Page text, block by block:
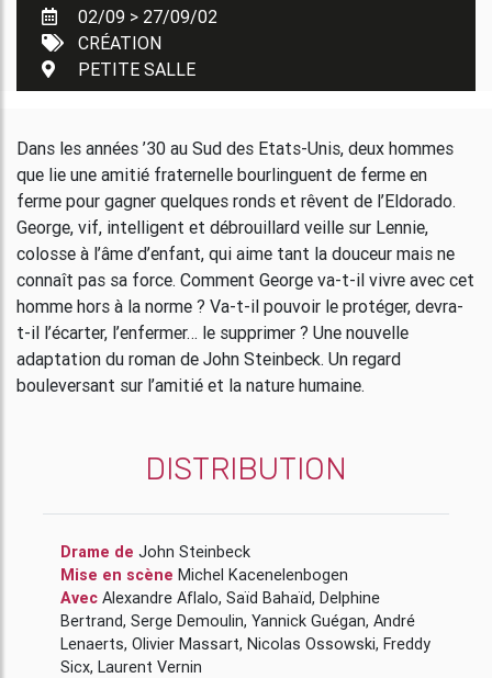
02/09 > 27/09/02
CRÉATION
PETITE SALLE
Dans les années ’30 au Sud des Etats-Unis, deux hommes
que lie une amitié fraternelle bourlinguent de ferme en
ferme pour gagner quelques ronds et rêvent de l’Eldorado.
George, vif, intelligent et débrouillard veille sur Lennie,
colosse à l’âme d’enfant, qui aime tant la douceur mais ne
connaît pas sa force. Comment George va-t-il vivre avec cet
homme hors à la norme ? Va-t-il pouvoir le protéger, devra-
t-il l’écarter, l’enfermer… le supprimer ? Une nouvelle
adaptation du roman de John Steinbeck. Un regard
bouleversant sur l’amitié et la nature humaine.
DISTRIBUTION
Drame de John Steinbeck
Mise en scène
Michel Kacenelenbogen
Avec Alexandre Aflalo, Saïd Bahaïd, Delphine
Bertrand, Serge Demoulin, Yannick Guégan, André
Lenaerts, Olivier Massart, Nicolas Ossowski, Freddy
Sicx, Laurent Vernin